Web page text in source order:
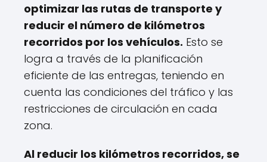
optimizar las rutas de transporte y
reducir el número de kilómetros
recorridos por los vehículos. Esto se
logra a través de la planificación
eficiente de las entregas, teniendo en
cuenta las condiciones del tráfico y las
restricciones de circulación en cada
zona.
Al reducir los kilómetros recorridos, se